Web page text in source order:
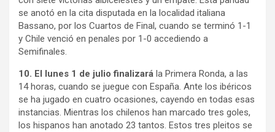
se anotó en la cita disputada en la localidad italiana
Bassano, por los Cuartos de Final, cuando se terminó 1-1
y Chile venció en penales por 1-0 accediendo a
Semifinales.
10. El lunes 1 de julio finalizará la Primera Ronda, a las
14 horas, cuando se juegue con España. Ante los ibéricos
se ha jugado en cuatro ocasiones, cayendo en todas esas
instancias. Mientras los chilenos han marcado tres goles,
los hispanos han anotado 23 tantos. Estos tres pleitos se